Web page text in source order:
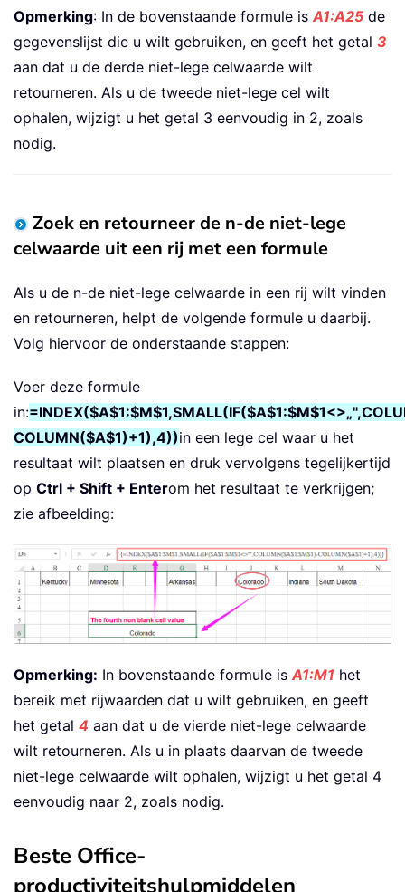
Opmerking: In de bovenstaande formule is A1:A25 de
gegevenslijst die u wilt gebruiken, en geeft het getal 3
aan dat u de derde niet-lege celwaarde wilt
retourneren. Als u de tweede niet-lege cel wilt
ophalen, wijzigt u het getal 3 eenvoudig in 2, zoals
nodig.
Zoek en retourneer de n-de niet-lege
celwaarde uit een rij met een formule
Als u de n-de niet-lege celwaarde in een rij wilt vinden
en retourneren, helpt de volgende formule u daarbij.
Volg hiervoor de onderstaande stappen:
Voer deze formule
in:
COLUMN($A$1)+1),4))in een lege cel waar u het
resultaat wilt plaatsen en druk vervolgens tegelijkertijd
op Ctrl + Shift + Enterom het resultaat te verkrijgen;
zie afbeelding:
Opmerking: In bovenstaande formule is A1:M1 het
bereik met rijwaarden dat u wilt gebruiken, en geeft
het getal 4 aan dat u de vierde niet-lege celwaarde
wilt retourneren. Als u in plaats daarvan de tweede
niet-lege celwaarde wilt ophalen, wijzigt u het getal 4
eenvoudig naar 2, zoals nodig.
Beste Office-
productiviteitshulpmiddelen